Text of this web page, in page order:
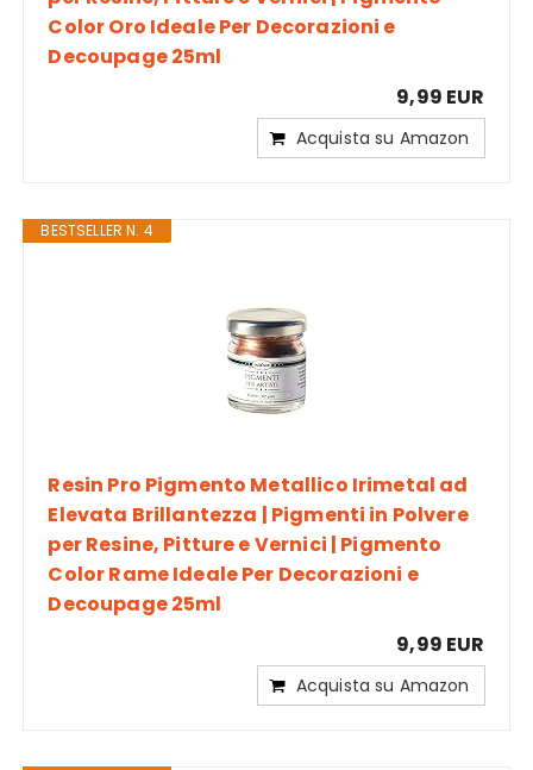
Color Oro Ideale Per Decorazioni e
Decoupage 25ml
9,99 EUR
Acquista su Amazon
BESTSELLER N. 4
Resin Pro Pigmento Metallico Irimetal ad
Elevata Brillantezza | Pigmenti in Polvere
per Resine, Pitture e Vernici | Pigmento
Color Rame Ideale Per Decorazioni e
Decoupage 25ml
9,99 EUR
Acquista su Amazon